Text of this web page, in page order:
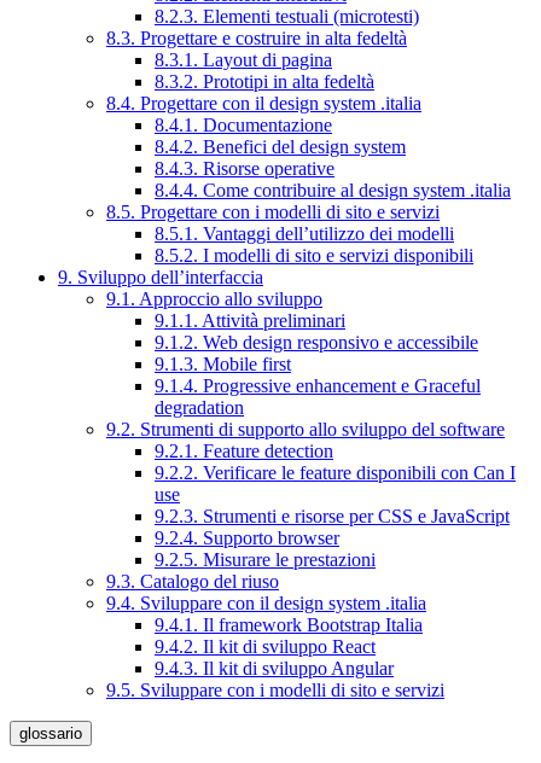
8.2.3. Elementi testuali (microtesti)
8.3. Progettare e costruire in alta fedeltà
8.3.1. Layout di pagina
8.3.2. Prototipi in alta fedeltà
8.4. Progettare con il design system .italia
8.4.1. Documentazione
8.4.2. Benefici del design system
8.4.3. Risorse operative
8.4.4. Come contribuire al design system .italia
8.5. Progettare con i modelli di sito e servizi
8.5.1. Vantaggi dell’utilizzo dei modelli
8.5.2. I modelli di sito e servizi disponibili
9. Sviluppo dell’interfaccia
9.1. Approccio allo sviluppo
9.1.1. Attività preliminari
9.1.2. Web design responsivo e accessibile
9.1.3. Mobile first
9.1.4. Progressive enhancement e Graceful
degradation
9.2. Strumenti di supporto allo sviluppo del software
9.2.1. Feature detection
9.2.2. Verificare le feature disponibili con Can I
use
9.2.3. Strumenti e risorse per CSS e JavaScript
9.2.4. Supporto browser
9.2.5. Misurare le prestazioni
9.3. Catalogo del riuso
9.4. Sviluppare con il design system .italia
9.4.1. Il framework Bootstrap Italia
9.4.2. Il kit di sviluppo React
9.4.3. Il kit di sviluppo Angular
9.5. Sviluppare con i modelli di sito e servizi
glossario